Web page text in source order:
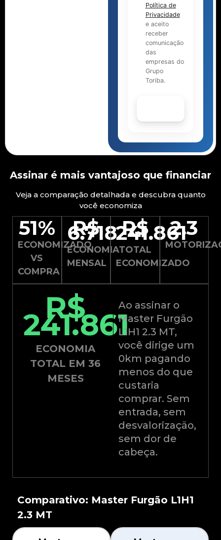
Política de
Privacidade
e aceito
receber
comunicação
das
empresas do
Grupo
Toriba.
Assinar é mais vantajoso que financiar
Veja a comparação detalhada e descubra quanto
você economiza
51%
ECONOMIZADO
VS
COMPRA
R$
6.718
ECONOMIA
MENSAL
R$
241.861
TOTAL
ECONOMIZADO
2.3
R$
241.861
ECONOMIA
TOTAL EM 36
MESES
Ao assinar o
Master Furgão
L1H1 2.3 MT,
você dirige um
0km pagando
menos do que
custaria
comprar. Sem
entrada, sem
desvalorização,
sem dor de
cabeça.
Comparativo: Master Furgão L1H1
2.3 MT